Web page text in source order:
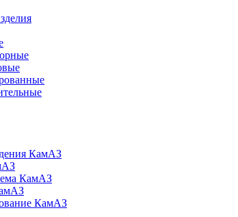
КамАЗ
КамАЗ
КамАЗ